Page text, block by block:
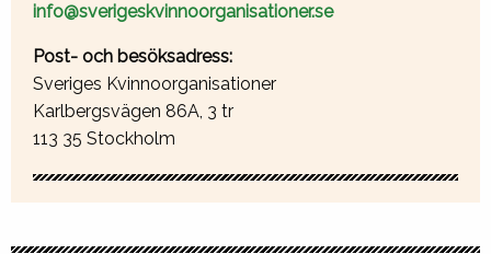
info@sverigeskvinnoorganisationer.se
Post- och besöksadress:
Sveriges Kvinnoorganisationer
Karlbergsvägen 86A, 3 tr
113 35 Stockholm